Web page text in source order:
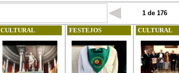
1 de 176
CULTURAL FESTEJOS CULTURAL